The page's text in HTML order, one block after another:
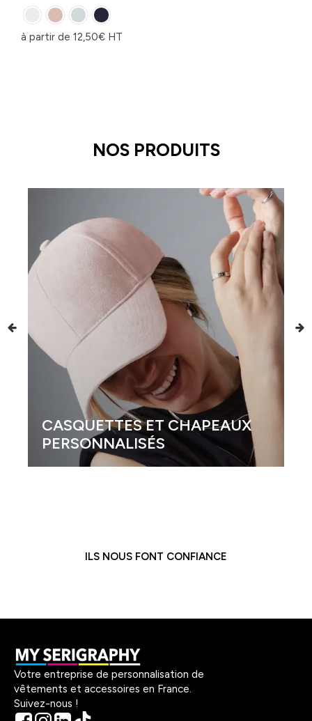
à partir de 12,50€ HT
NOS PRODUITS
CASQUETTES ET CHAPEAUX
PERSONNALISÉS
ILS NOUS FONT CONFIANCE
Votre entreprise de personnalisation de
vêtements et accessoires en France.
Suivez-nous !